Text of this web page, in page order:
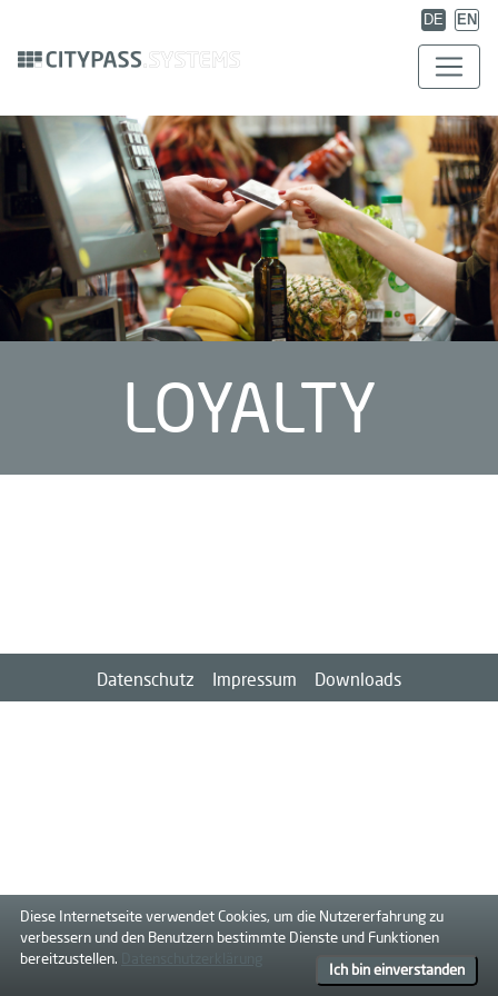
DE EN
LOYALTY
Datenschutz Impressum Downloads
Diese Internetseite verwendet Cookies, um die Nutzererfahrung zu
verbessern und den Benutzern bestimmte Dienste und Funktionen
bereitzustellen.
Ich bin einverstanden